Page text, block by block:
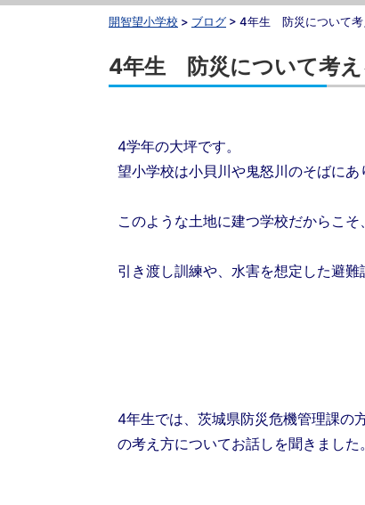
開智望小学校 > ブログ > 4年生 防災について考
4年生 防災について考え
4学年の大坪です。
望小学校は小貝川や鬼怒川のそばに
このような土地に建つ学校だからこ
引き渡し訓練や、水害を想定した避難
4年生では、茨城県防災危機管理課の
の考え方についてお話しを聞きました。